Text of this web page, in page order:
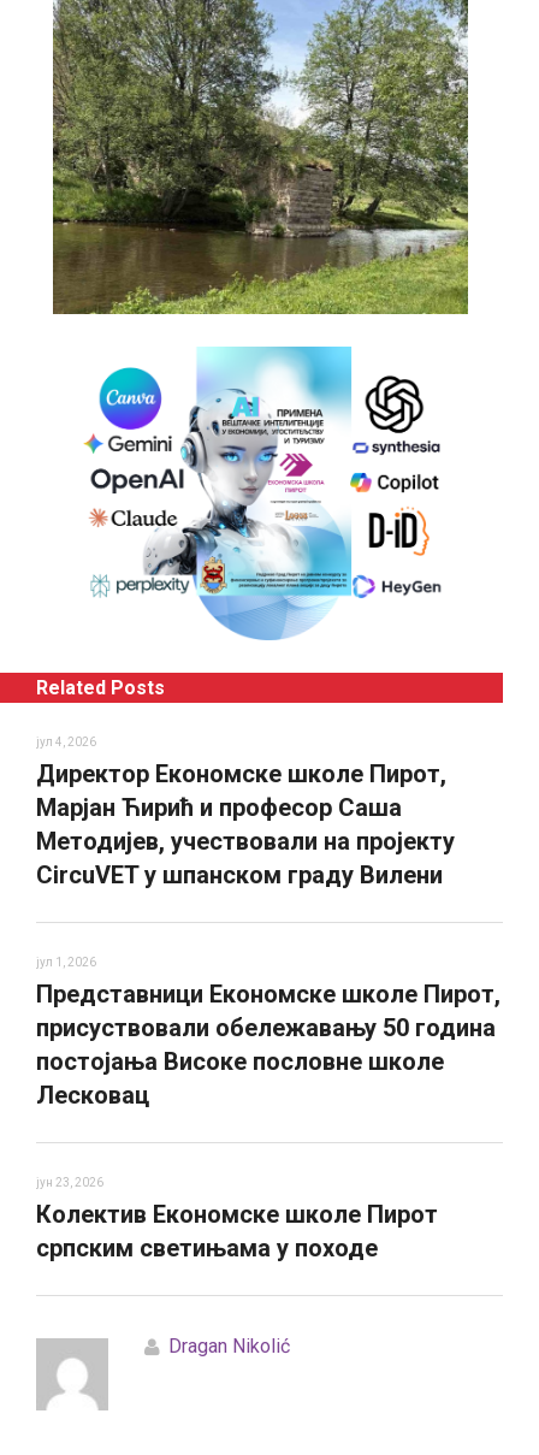
Related Posts
јул 4, 2026
Директор Економске школе Пирот,
Марјан Ћирић и професор Саша
Методијев, учествовали на пројекту
CircuVET у шпанском граду Вилени
јул 1, 2026
Представници Економске школе Пирот,
присуствовали обележавању 50 година
постојања Високе пословне школе
Лесковац
јун 23, 2026
Колектив Економске школе Пирот
српским светињама у походе
Dragan Nikolić